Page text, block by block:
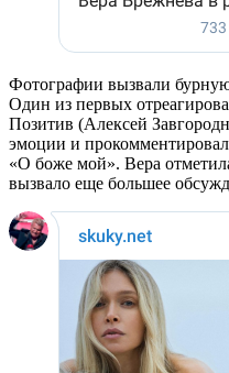
Фотографии вызвали
Один из первых
Позитив (Алексей
эмоции и
«О боже мой». Вера
вызвало еще большее